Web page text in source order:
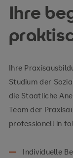
Ihre
Ihre
Studium der
die Staatliche
Team der
professionell in
Individuelle